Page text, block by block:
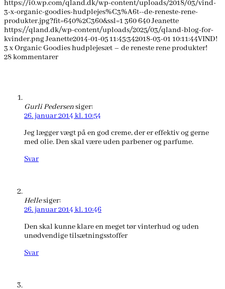
https://i0.wp.com/qland.dk/wp-content/uploads/2018/03/vind-
3-x-organic-goodies-hudplejes%C3%A6t--de-reneste-rene-
produkter.jpg?fit=640%2C360&ssl=1 360640Jeanette
https://qland.dk/wp-content/uploads/2025/03/qland-blog-for-
kvinder.pngJeanette2014-01-05 11:45:342018-03-01 10:11:44VIND!
3 x Organic Goodies hudplejesæt – de reneste rene produkter!
28kommentarer
Gurli Pedersensiger:
26. januar 2014 kl. 10:54
Jeg lægger vægt på en god creme, der er effektiv og gerne
med olie. Den skal være uden parbener og parfume.
Svar
Hellesiger:
26. januar 2014 kl. 10:46
Den skal kunne klare en meget tør vinterhud og uden
unødvendige tilsætningsstoffer
Svar